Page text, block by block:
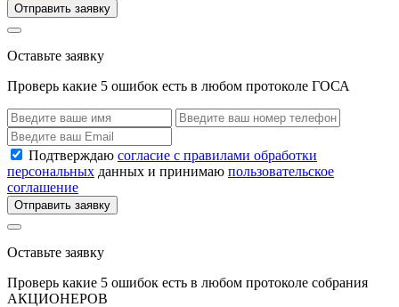
Отправить заявку
Оставьте заявку
Проверь какие 5 ошибок есть в любом протоколе ГОСА
Подтверждаю согласие с правилами обработки
персональных данных и принимаю пользовательское
соглашение
Отправить заявку
Оставьте заявку
Проверь какие 5 ошибок есть в любом протоколе собрания
АКЦИОНЕРОВ